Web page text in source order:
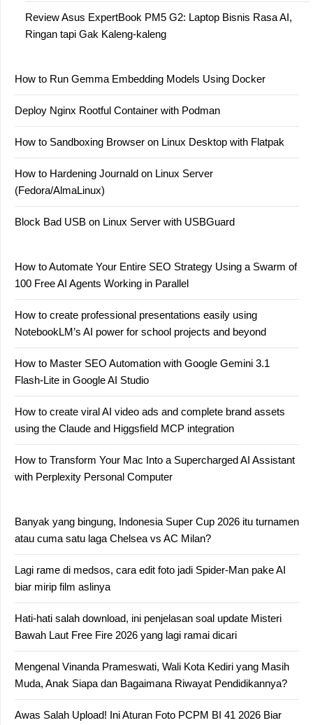
Review Asus ExpertBook PM5 G2: Laptop Bisnis Rasa AI,
Ringan tapi Gak Kaleng-kaleng
How to Run Gemma Embedding Models Using Docker
Deploy Nginx Rootful Container with Podman
How to Sandboxing Browser on Linux Desktop with Flatpak
How to Hardening Journald on Linux Server
(Fedora/AlmaLinux)
Block Bad USB on Linux Server with USBGuard
How to Automate Your Entire SEO Strategy Using a Swarm of
100 Free AI Agents Working in Parallel
How to create professional presentations easily using
NotebookLM’s AI power for school projects and beyond
How to Master SEO Automation with Google Gemini 3.1
Flash-Lite in Google AI Studio
How to create viral AI video ads and complete brand assets
using the Claude and Higgsfield MCP integration
How to Transform Your Mac Into a Supercharged AI Assistant
with Perplexity Personal Computer
Banyak yang bingung, Indonesia Super Cup 2026 itu turnamen
atau cuma satu laga Chelsea vs AC Milan?
Lagi rame di medsos, cara edit foto jadi Spider-Man pake AI
biar mirip film aslinya
Hati-hati salah download, ini penjelasan soal update Misteri
Bawah Laut Free Fire 2026 yang lagi ramai dicari
Mengenal Vinanda Prameswati, Wali Kota Kediri yang Masih
Muda, Anak Siapa dan Bagaimana Riwayat Pendidikannya?
Awas Salah Upload! Ini Aturan Foto PCPM BI 41 2026 Biar